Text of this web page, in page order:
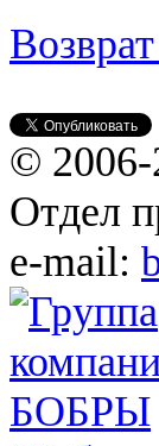
© 2006-
Отдел
e-mail: